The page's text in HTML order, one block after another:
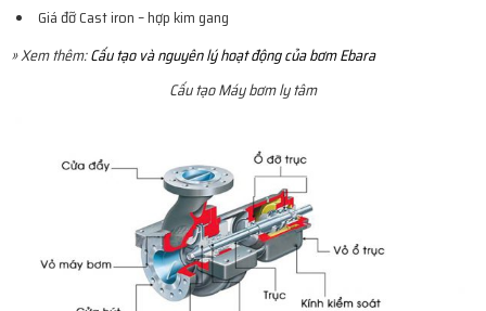
Giá đỡ Cast iron – hợp kim gang
» Xem thêm:Cấu tạo và nguyên lý hoạt động của bơm Ebara
Cấu tạo Máy bơm ly tâm